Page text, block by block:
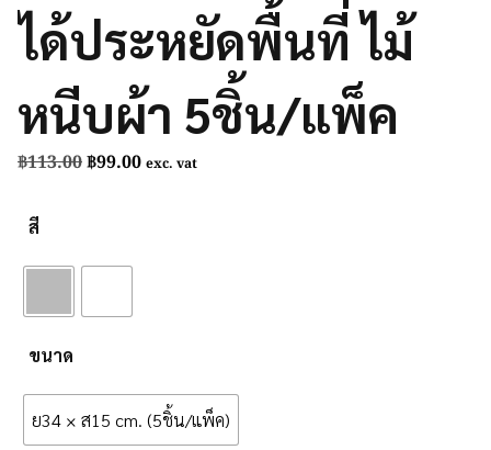
ได้ประหยัดพื้นที่ ไม้
หนีบผ้า 5ชิ้น/แพ็ค
฿113.00Original
฿99.00Current
exc. vat
สี
ขนาด
ย34 × ส15 cm. (5ชิ้น/แพ็ค)